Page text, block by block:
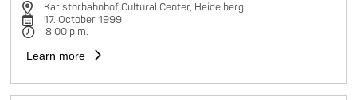
Karlstorbahnhof Cultural Center, Heidelberg
17. October 1999
8:00 p.m.
Learn more